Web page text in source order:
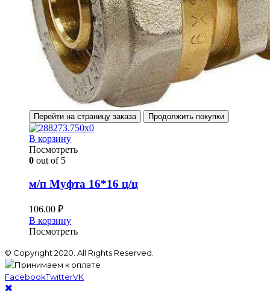
Перейти на страницу заказа Продолжить покупки
В корзину
Посмотреть
0 out of 5
м/п Муфта 16*16 ц/ц
106.00 ₽
В корзину
Посмотреть
© Copyright 2020. All Rights Reserved.
FacebookTwitterVK